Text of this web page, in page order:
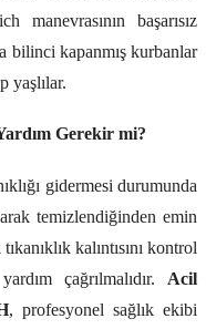
manevrasının başarısız
bilinci kapanmış kurbanlar
yaşlılar.
Gerekir mi?
gidermesi durumunda
temizlendiğinden emin
kalıntısını kontrol
çağrılmalıdır. Acil
, profesyonel sağlık ekibi